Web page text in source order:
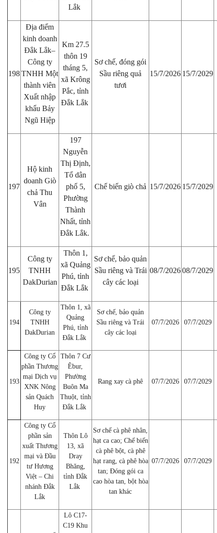
Lắk
198
Địa điểm
kinh doanh
Đắk Lắk–
Công ty
TNHH Một
thành viên
Xuất nhập
khẩu Bảy
Ngũ Hiệp
Km 27.5
thôn 19
tháng 5,
xã Krông
Pắc, tỉnh
Đắk Lắk
Sơ chế, đóng gói
Sầu riêng quả
tươi
15/7/2026 15/7/2029
197
Hộ kinh
doanh Giò
chả Thu
Vân
197
Nguyễn
Thị Định,
Tổ dân
phố 5,
Phường
Thành
Nhất, tỉnh
Đắk Lắk.
Chế biến giò chả 15/7/2026 15/7/2029
195
Công ty
TNHH
DakDurian
Thôn 1,
xã Quảng
Phú, tỉnh
Đắk Lắk
Sơ chế, bảo quản
Sầu riêng và Trái
cây các loại
08/7/202608/7/2029
194
Công ty
TNHH
DakDurian
Thôn 1, xã
Quảng
Phú, tỉnh
Đắk Lắk
Sơ chế, bảo quản
Sầu riêng và Trái
cây các loại
07/7/2026 07/7/2029
193
Công ty Cổ
phần Thương
mại Dịch vụ
XNK Nông
sản Quách
Huy
Thôn 7 Cư
Êbur,
Phường
Buôn Ma
Thuột, tỉnh
Đắk Lắk
Rang xay cà phê 07/7/2026 07/7/2029
192
Công ty Cổ
phần sản
xuất Thương
mại và Đầu
tư Hương
Việt – Chi
nhánh Đắk
Lắk
Thôn Lô
13, xã
Dray
Bhăng,
tỉnh Đắk
Lắk
Sơ chế cà phê nhân,
hạt ca cao; Chế biến
cà phê bột, cà phê
hạt rang, cà phê hòa
tan; Đóng gói ca
cao hòa tan, bột hòa
tan khác
07/7/2026 07/7/2029
Lô C17-
C19 Khu